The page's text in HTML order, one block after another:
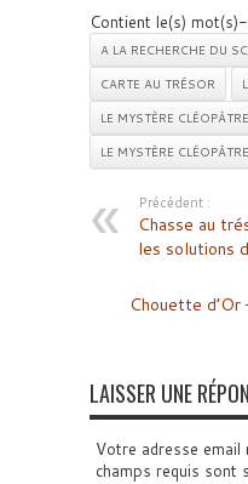
Contient le(s)
A LA RECHERCHE DU
CARTE AU TRÉSOR
LE MYSTÈRE CLÉOPÂTRE
LE MYSTÈRE
Précédent :
Chasse au
les solutions
Chouette
LAISSER UNE
Votre adresse email
champs requis sont